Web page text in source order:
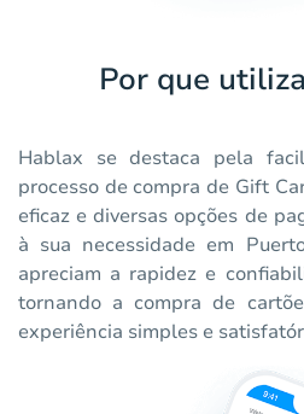
Por que
Hablax se destaca pela
processo de compra de Gift
eficaz e diversas opções de
à sua necessidade em
apreciam a rapidez e
tornando a compra de
experiência simples e